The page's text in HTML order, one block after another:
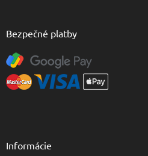
Bezpečné platby
Informácie